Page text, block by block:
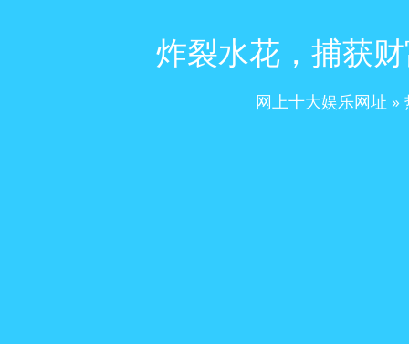
炸裂水花，捕获
网上十大娱乐网址 »